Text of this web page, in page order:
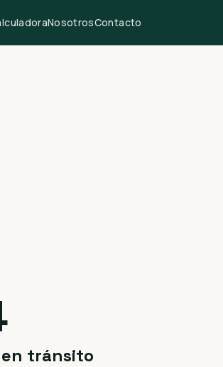
NosotrosContacto
tránsito